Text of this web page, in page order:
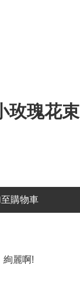
玫瑰花束
至購物車
絢麗啊!